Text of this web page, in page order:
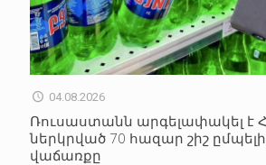
04.08.2026
Ռուսաստանն արգելափակել է
ներկրված 70 հազար շիշ
վաճառքը